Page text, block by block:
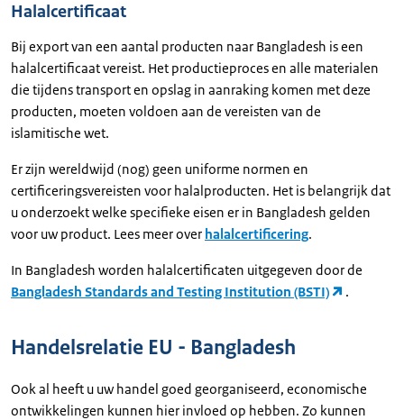
Halalcertificaat
Bij export van een aantal producten naar Bangladesh is een
halalcertificaat vereist. Het productieproces en alle materialen
die tijdens transport en opslag in aanraking komen met deze
producten, moeten voldoen aan de vereisten van de
islamitische wet.
Er zijn wereldwijd (nog) geen uniforme normen en
certificeringsvereisten voor halalproducten. Het is belangrijk dat
u onderzoekt welke specifieke eisen er in Bangladesh gelden
voor uw product. Lees meer over halalcertificering.
In Bangladesh worden halalcertificaten uitgegeven door de
Bangladesh Standards and Testing Institution (BSTI)
.
Handelsrelatie EU - Bangladesh
Ook al heeft u uw handel goed georganiseerd, economische
ontwikkelingen kunnen hier invloed op hebben. Zo kunnen